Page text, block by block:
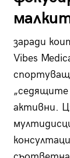
заради
Vibes
активни.